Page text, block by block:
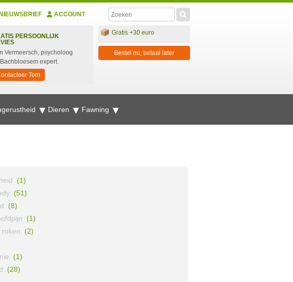
NIEUWSBRIEF ACCOUNT
PERSOONLIJK
Vermeersch, psycholoog
expert.
Tom
Gratis +30 euro
Bestel nu, betaal later
Dieren Fawning
(1)
(51)
(8)
(1)
roken (2)
(1)
(28)